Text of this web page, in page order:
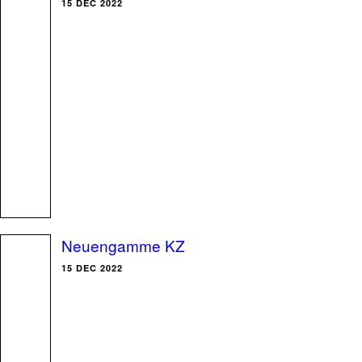
15 DEC 2022
Neuengamme KZ
15 DEC 2022